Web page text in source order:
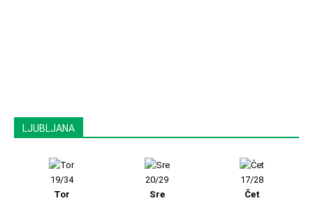
LJUBLJANA
19/34
Tor
20/29
Sre
17/28
Čet